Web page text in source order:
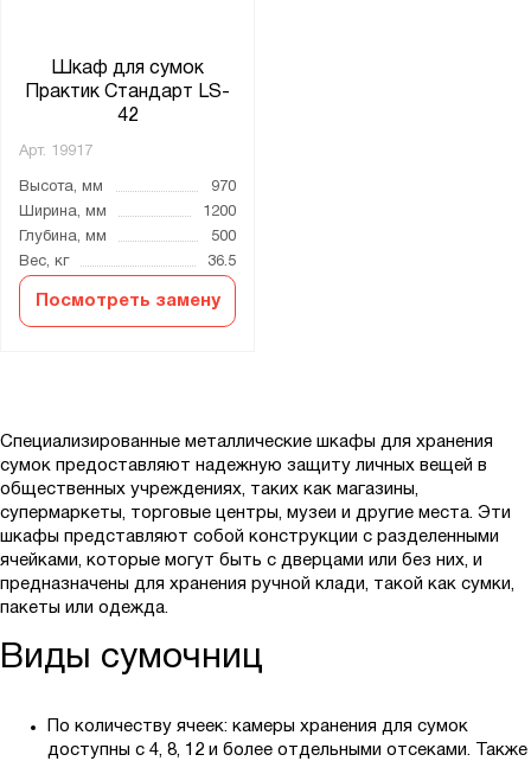
Шкаф для сумок
Практик Стандарт LS-
42
Арт. 19917
Высота, мм
970
Ширина, мм
1200
Глубина, мм
500
Вес, кг
36.5
Посмотреть замену
Специализированные металлические шкафы для хранения
сумок предоставляют надежную защиту личных вещей в
общественных учреждениях, таких как магазины,
супермаркеты, торговые центры, музеи и другие места. Эти
шкафы представляют собой конструкции с разделенными
ячейками, которые могут быть с дверцами или без них, и
предназначены для хранения ручной клади, такой как сумки,
пакеты или одежда.
Виды сумочниц
По количеству ячеек: камеры хранения для сумок
доступны с 4, 8, 12 и более отдельными отсеками. Также